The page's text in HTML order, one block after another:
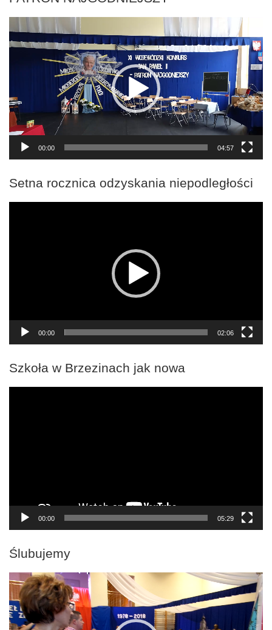
Odtwarzacz
video
00:00 04:57
Setna rocznica odzyskania niepodległości
00:00 02:06
Szkoła w Brzezinach jak nowa
00:00 05:29
Ślubujemy
Odtwarzacz
video